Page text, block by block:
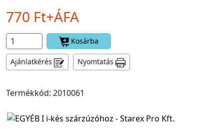
770 Ft+ÁFA
Kosárba
Ajánlatkérés Nyomtatás
Termékkód: 2010061